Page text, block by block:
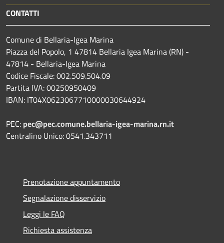
CONTATTI
Comune di Bellaria-Igea Marina
Piazza del Popolo, 1 47814 Bellaria Igea Marina (RN) -
47814 - Bellaria-Igea Marina
Codice Fiscale: 002.509.504.09
Partita IVA: 00250950409
IBAN: IT04X0623067710000030644924
PEC: pec@pec.comune.bellaria-igea-marina.rn.it
Centralino Unico: 0541.343711
Prenotazione appuntamento
Segnalazione disservizio
Leggi le FAQ
Richiesta assistenza